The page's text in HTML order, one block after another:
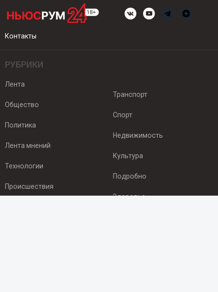
Контакты
РУБРИКИ
Лента
Общество
Политика
Лента мнений
Технологии
Происшествия
Транспорт
Спорт
Недвижимость
Культура
Подробно
Здоровье